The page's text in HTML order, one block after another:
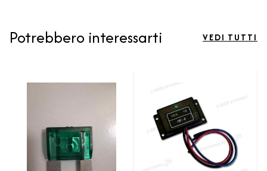
Potrebbero interessarti VEDI TUTTI